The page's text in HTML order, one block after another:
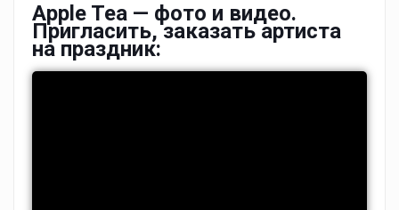
Apple Tea — фото и видео.
Пригласить, заказать артиста
на праздник: